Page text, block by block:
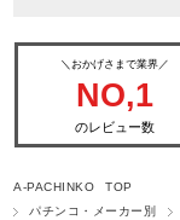
＼おかげさまで業界／
NO,1
のレビュー数
A-PACHINKO TOP
パチンコ・メーカー別